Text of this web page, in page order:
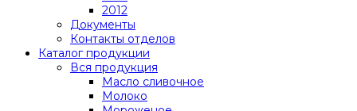
2012
Документы
Контакты отделов
Каталог продукции
Вся продукция
Масло сливочное
Молоко